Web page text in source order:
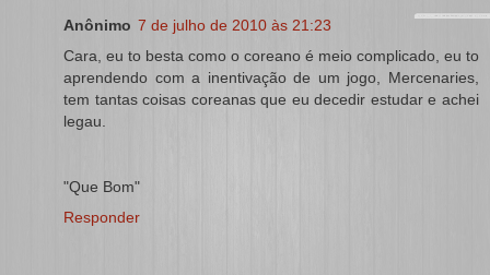
Anônimo 7 de julho de 2010 às 21:23
Cara, eu to besta como o coreano é meio complicado, eu to
aprendendo com a inentivação de um jogo, Mercenaries,
tem tantas coisas coreanas que eu decedir estudar e achei
legau.
"Que Bom"
Responder